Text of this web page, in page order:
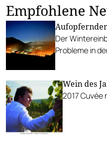
Empfohlene
Der
Probleme in
Wein des
2017 Cuvée